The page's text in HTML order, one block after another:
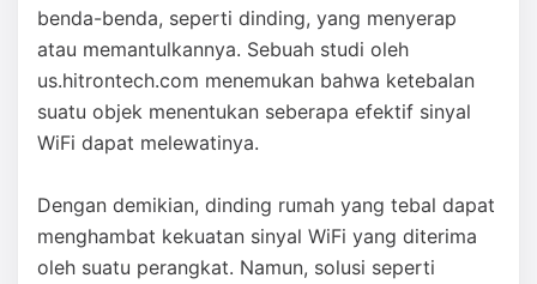
benda-benda, seperti dinding, yang menyerap
atau memantulkannya. Sebuah studi oleh
us.hitrontech.com menemukan bahwa ketebalan
suatu objek menentukan seberapa efektif sinyal
WiFi dapat melewatinya.
Dengan demikian, dinding rumah yang tebal dapat
menghambat kekuatan sinyal WiFi yang diterima
oleh suatu perangkat. Namun, solusi seperti